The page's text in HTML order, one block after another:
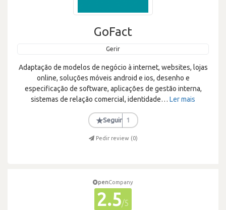
GoFact
Gerir
Adaptação de modelos de negócio à internet, websites, lojas
online, soluções móveis android e ios, desenho e
especificação de software, aplicações de gestão interna,
sistemas de relação comercial, identidade… Ler mais
★Seguir 1
Pedir review (0)
penCompany
2.5/5